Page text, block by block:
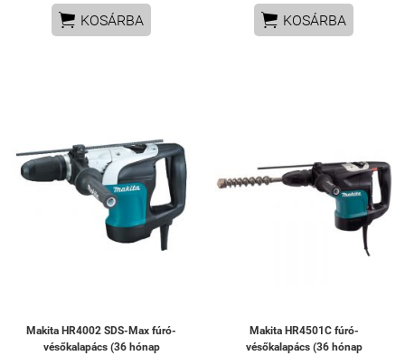
 KOSÁRBA  KOSÁRBA
Makita HR4002 SDS-Max fúró-
vésőkalapács (36 hónap
Makita HR4501C fúró-
vésőkalapács (36 hónap